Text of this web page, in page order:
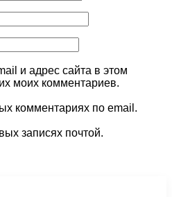
и адрес сайта в этом
моих комментариев.
комментариях по email.
записях почтой.